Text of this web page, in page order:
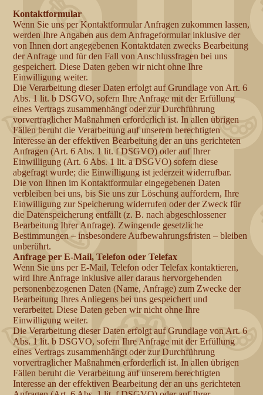
Kontaktformular
Wenn Sie uns per Kontaktformular Anfragen zukommen lassen,
werden Ihre Angaben aus dem Anfrageformular inklusive der
von Ihnen dort angegebenen Kontaktdaten zwecks Bearbeitung
der Anfrage und für den Fall von Anschlussfragen bei uns
gespeichert. Diese Daten geben wir nicht ohne Ihre
Einwilligung weiter.
Die Verarbeitung dieser Daten erfolgt auf Grundlage von Art. 6
Abs. 1 lit. b DSGVO, sofern Ihre Anfrage mit der Erfüllung
eines Vertrags zusammenhängt oder zur Durchführung
vorvertraglicher Maßnahmen erforderlich ist. In allen übrigen
Fällen beruht die Verarbeitung auf unserem berechtigten
Interesse an der effektiven Bearbeitung der an uns gerichteten
Anfragen (Art. 6 Abs. 1 lit. f DSGVO) oder auf Ihrer
Einwilligung (Art. 6 Abs. 1 lit. a DSGVO) sofern diese
abgefragt wurde; die Einwilligung ist jederzeit widerrufbar.
Die von Ihnen im Kontaktformular eingegebenen Daten
verbleiben bei uns, bis Sie uns zur Löschung auffordern, Ihre
Einwilligung zur Speicherung widerrufen oder der Zweck für
die Datenspeicherung entfällt (z. B. nach abgeschlossener
Bearbeitung Ihrer Anfrage). Zwingende gesetzliche
Bestimmungen – insbesondere Aufbewahrungsfristen – bleiben
unberührt.
Anfrage per E-Mail, Telefon oder Telefax
Wenn Sie uns per E-Mail, Telefon oder Telefax kontaktieren,
wird Ihre Anfrage inklusive aller daraus hervorgehenden
personenbezogenen Daten (Name, Anfrage) zum Zwecke der
Bearbeitung Ihres Anliegens bei uns gespeichert und
verarbeitet. Diese Daten geben wir nicht ohne Ihre
Einwilligung weiter.
Die Verarbeitung dieser Daten erfolgt auf Grundlage von Art. 6
Abs. 1 lit. b DSGVO, sofern Ihre Anfrage mit der Erfüllung
eines Vertrags zusammenhängt oder zur Durchführung
vorvertraglicher Maßnahmen erforderlich ist. In allen übrigen
Fällen beruht die Verarbeitung auf unserem berechtigten
Interesse an der effektiven Bearbeitung der an uns gerichteten